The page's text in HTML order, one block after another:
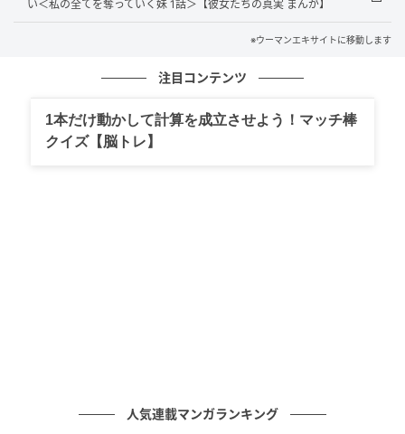
い＜私の全てを奪っていく妹 1話＞【彼女たちの真実 まんが】
※ウーマンエキサイトに移動します
注目コンテンツ
1本だけ動かして計算を成立させよう！マッチ棒
クイズ【脳トレ】
人気連載マンガランキング